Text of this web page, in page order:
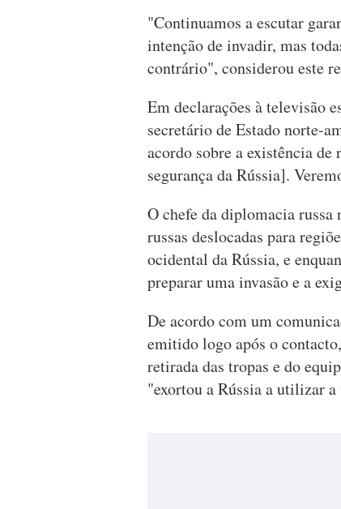
"Continuamos a escutar
intenção de invadir, mas
contrário", considerou este
Em declarações à televisão
secretário de Estado norte-
acordo sobre a existência
segurança da Rússia].
O chefe da diplomacia russa
russas deslocadas para
ocidental da Rússia, e
preparar uma invasão e a
De acordo com um
emitido logo após o
retirada das tropas e do
"exortou a Rússia a utilizar